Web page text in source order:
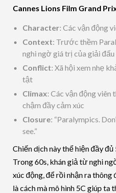
Cannes Lions Film Grand
Character: Các vận động
Context: Trước thềm
nghi ngờ giá trị của giải đấu
Conflict: Xã hội xem nhẹ
tật
Climax: Các vận động viên
chậm đầy cảm xúc
Closure: “Paralympics.
see.”
Chiến dịch này thể hiện đầy đủ
Trong 60s, khán giả từ nghi
xúc động, để rồi nhận ra thông
là cách mà mô hình 5C giúp ta